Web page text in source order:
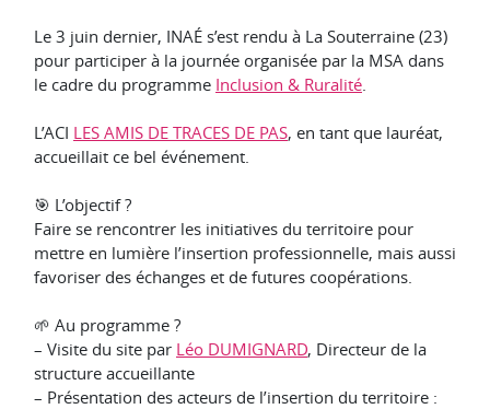
Le 3 juin dernier, INAÉ s’est rendu à La Souterraine (23)
pour participer à la journée organisée par la MSA dans
le cadre du programme Inclusion & Ruralité.
L’ACI LES AMIS DE TRACES DE PAS, en tant que lauréat,
accueillait ce bel événement.
🎯 L’objectif ?
Faire se rencontrer les initiatives du territoire pour
mettre en lumière l’insertion professionnelle, mais aussi
favoriser des échanges et de futures coopérations.
🌱 Au programme ?
– Visite du site par Léo DUMIGNARD, Directeur de la
structure accueillante
– Présentation des acteurs de l’insertion du territoire :